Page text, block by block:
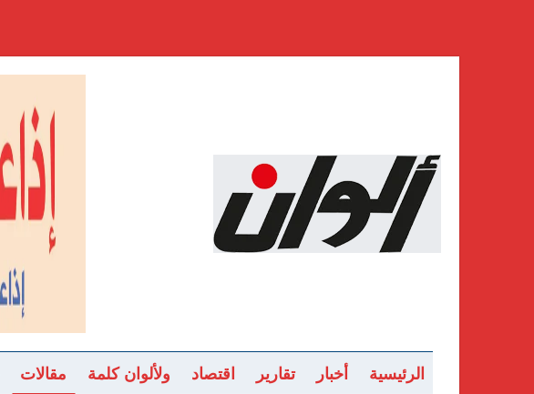
الرئيسية أخبار تقارير اقتصاد ولألوان كلمة مقالات